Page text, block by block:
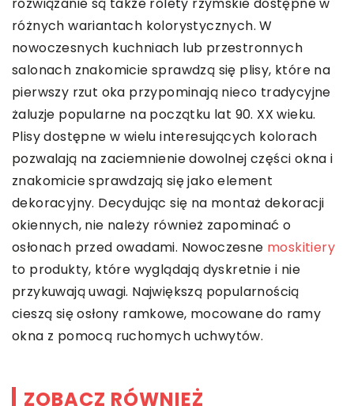
różnych wariantach kolorystycznych. W
nowoczesnych kuchniach lub przestronnych
salonach znakomicie sprawdzą się plisy, które na
pierwszy rzut oka przypominają nieco tradycyjne
żaluzje popularne na początku lat 90. XX wieku.
Plisy dostępne w wielu interesujących kolorach
pozwalają na zaciemnienie dowolnej części okna i
znakomicie sprawdzają się jako element
dekoracyjny. Decydując się na montaż dekoracji
okiennych, nie należy również zapominać o
osłonach przed owadami. Nowoczesne moskitiery
to produkty, które wyglądają dyskretnie i nie
przykuwają uwagi. Największą popularnością
cieszą się osłony ramkowe, mocowane do ramy
okna z pomocą ruchomych uchwytów.
ZOBACZ RÓWNIEŻ